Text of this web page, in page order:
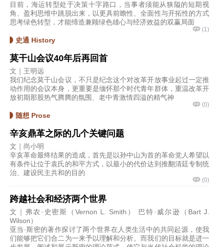
目前，海运转型处于决策十字路口，当事者须能从狭隘的短期视
角、盈利思维中跳脱出来，以更具前瞻性、全面性与开拓性的方式
思考绿色转型，才能缔造兼顾绿色雄心与经济效益的双赢局面
(1)
史通 History
莫干山会议40年后再回首
文｜王明远
我们纪念莫干山会议，不只是纪念这个对改革开放事业起过一定推
动作用的会议本身，更重要是缅怀那个时代青年群体，重温改革开
放初期那股热气腾腾的氛围、老中青激情四溢的精气神
(0)
随想 Prose
辛亥鼎革之际的几个关键问题
文｜尚小明
辛亥革命最终结果的造成，首先是以孙中山为首的革命党人希望以
有条件让位于袁氏的和平方式，以最小的代价达到推翻清廷专制统
治、建设民主共和的目的
(0)
跨越社会和经济两个世界
文｜弗农·史密斯（Vernon L. Smith） 巴特·威尔逊（Bart J.
Wilson）
亚当·斯密的著作探讨了两个世界在人类生活中的共同起源，使我
们能够把它们合二为一来予以理解和分析。而我们的目标就是进一